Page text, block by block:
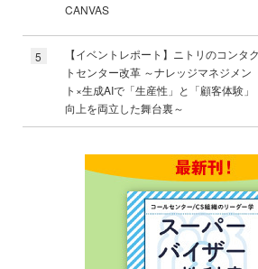
CANVAS
5
【イベントレポート】ニトリのコンタク
トセンター改革 ～ナレッジマネジメン
ト×生成AIで「生産性」と「顧客体験」
向上を両立した舞台裏～